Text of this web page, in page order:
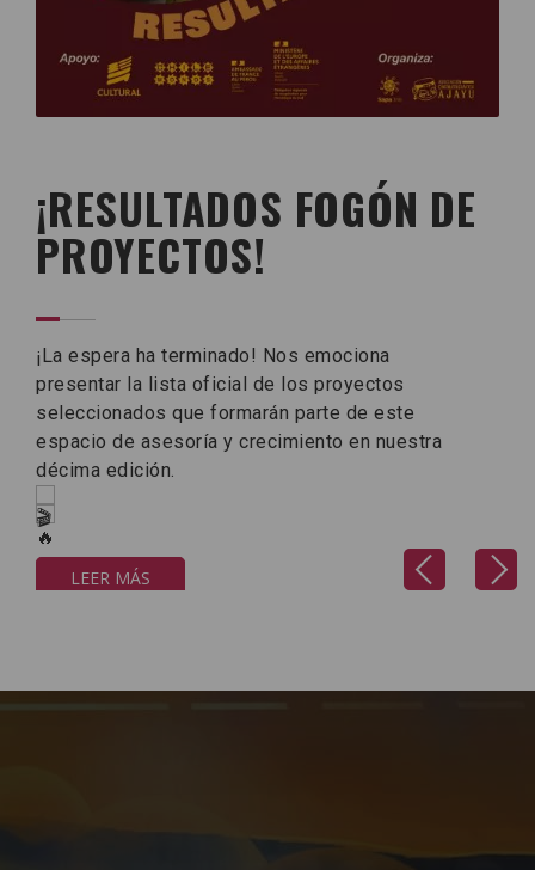
Previous
¡RESULTADOS FOGÓN DE
PROYECTOS!
¡La espera ha terminado! Nos emociona
presentar la lista oficial de los proyectos
seleccionados que formarán parte de este
espacio de asesoría y crecimiento en nuestra
décima edición.
LEER MÁS Next